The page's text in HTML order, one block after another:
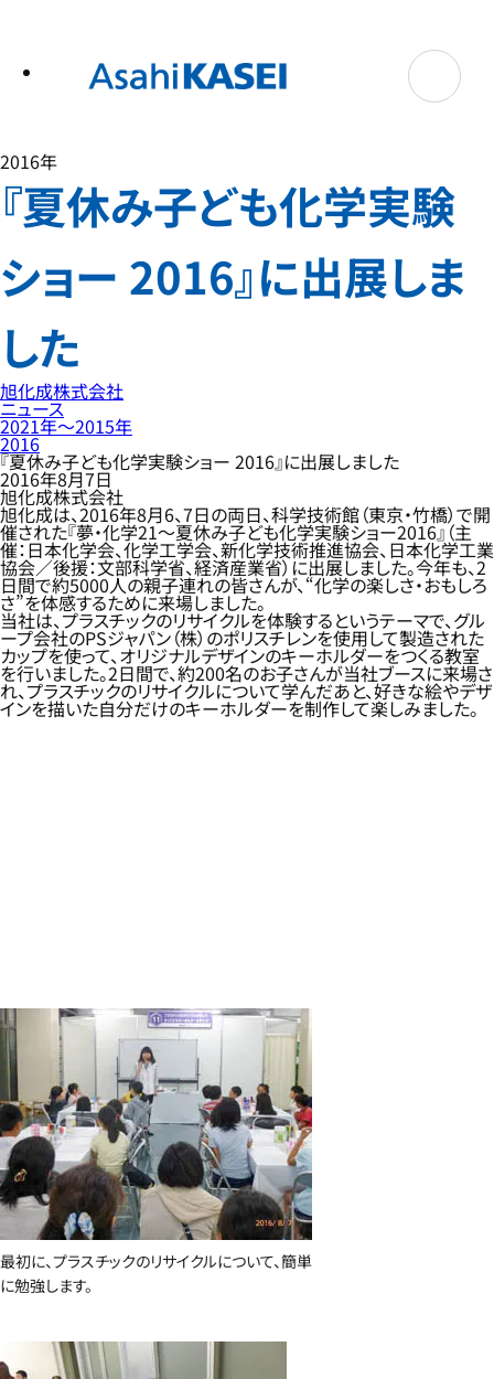
2016年
『夏休み子ども化学実験
ショー 2016』に出展しま
した
旭化成株式会社
ニュース
2021年〜2015年
2016
『夏休み子ども化学実験ショー 2016』に出展しました
2016年8月7日
旭化成株式会社
旭化成は、2016年8月6、7日の両日、科学技術館（東京・竹橋）で開
催された『夢・化学21～夏休み子ども化学実験ショー2016』（主
催：日本化学会、化学工学会、新化学技術推進協会、日本化学工業
協会／後援：文部科学省、経済産業省）に出展しました。今年も、2
日間で約5000人の親子連れの皆さんが、“化学の楽しさ・おもしろ
さ”を体感するために来場しました。
当社は、プラスチックのリサイクルを体験するというテーマで、グル
ープ会社のPSジャパン（株）のポリスチレンを使用して製造された
カップを使って、オリジナルデザインのキーホルダーをつくる教室
を行いました。2日間で、約200名のお子さんが当社ブースに来場さ
れ、プラスチックのリサイクルについて学んだあと、好きな絵やデザ
インを描いた自分だけのキーホルダーを制作して楽しみました。
最初に、プラスチックのリサイクルについて、簡単
に勉強します。